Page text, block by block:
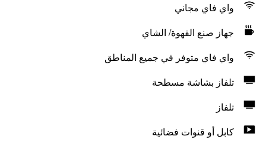
واي فاي مجاني
جهاز صنع القهوة/ الشاي
واي فاي متوفر في جميع المناطق
تلفاز بشاشة مسطحة
تلفاز
كابل أو قنوات فضائية